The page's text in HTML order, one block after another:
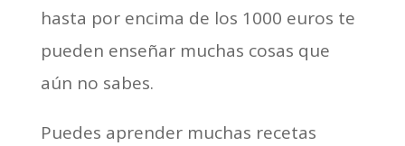
hasta por encima de los 1000 euros te
pueden enseñar muchas cosas que
aún no sabes.
Puedes aprender muchas recetas